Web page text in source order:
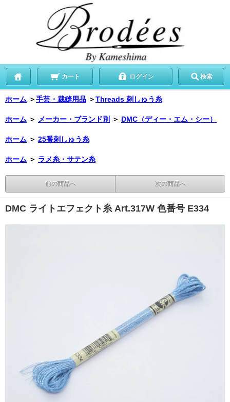
カート ログイン 検索
ホーム ＞手芸・裁縫用品 ＞Threads 刺しゅう糸
ホーム ＞ メーカー・ブランド別 ＞ DMC（ディー・エム・シー）
ホーム ＞ 25番刺しゅう糸
ホーム ＞ ラメ糸・サテン糸
前の商品へ 次の商品へ
DMC ライトエフェクト糸 Art.317W 色番号 E334